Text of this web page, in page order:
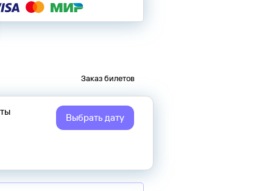
Заказ билетов
Выбрать дату